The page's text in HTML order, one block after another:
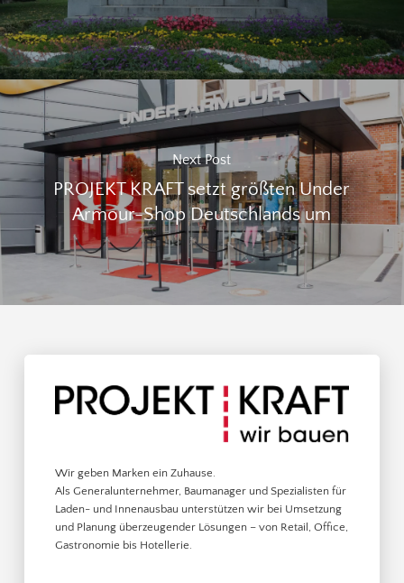
Next Post
PROJEKT KRAFT setzt größten Under
Armour-Shop Deutschlands um
Wir geben Marken ein Zuhause.
Als Generalunternehmer, Baumanager und Spezialisten für
Laden- und Innenausbau unterstützen wir bei Umsetzung
und Planung überzeugender Lösungen – von Retail, Office,
Gastronomie bis Hotellerie.